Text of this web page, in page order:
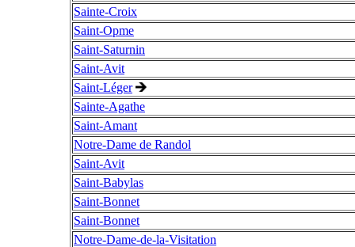
Sainte-Croix
Saint-Opme
Saint-Saturnin
Saint-Avit
Saint-Léger
Sainte-Agathe
Saint-Amant
Notre-Dame de Randol
Saint-Avit
Saint-Babylas
Saint-Bonnet
Saint-Bonnet
Notre-Dame-de-la-Visitation